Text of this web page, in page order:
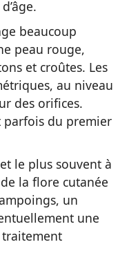
beaucoup
peau rouge,
et croûtes. Les
au niveau
des orifices.
parfois du premier
le plus souvent à
la flore cutanée
un
une